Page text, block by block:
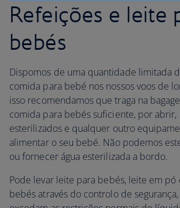
Refeições e leite
bebés
Dispomos de uma quantidade limitada
comida para bebé nos nossos voos de
isso recomendamos que traga na
comida para bebés suficiente, por
esterilizados e qualquer outro
alimentar o seu bebé. Não podemos
ou fornecer água esterilizada a bordo.
Pode levar leite para bebés, leite em pó
bebés através do controlo de